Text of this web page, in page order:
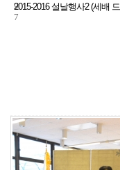
9
7
2015-2016 설날행사2 (세배